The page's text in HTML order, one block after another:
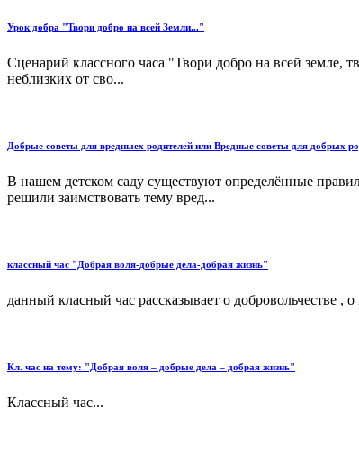
Урок добра "Твори добро на всей Земли..."
Сценарий классного часа "Твори добро на всей земле,
неблизких от сво...
Добрые советы для вредныех родителей или Вредные советы для добрых
В нашем детском саду существуют определённые
решили заимствовать тему вред...
классный час "Добрая воля-добрые дела-добрая жизнь"
данный класный час рассказывает о добровольчестве ,
Кл. час на тему: "Добрая воля – добрые дела – добрая жизнь"
Классный час...